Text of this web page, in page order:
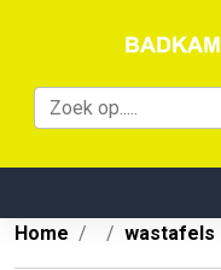
Home
wastafels